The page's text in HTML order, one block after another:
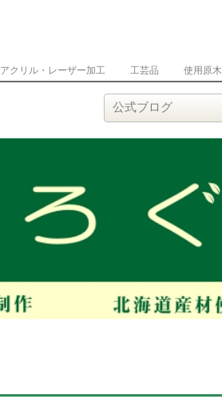
アクリル・レーザー加工 工芸品 使用原木